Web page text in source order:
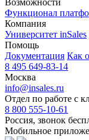
Функционал
Компания
Университет inSales
Помощь
Документация Как
8 495 649-83-14
Москва
info@insales.ru
Отдел по работе с
8 800 555-10-61
Россия, звонок
Мобильное